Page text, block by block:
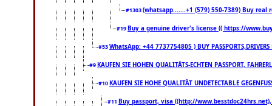
#1303(whatsapp.......+1 (579) 550-7389) Buy
#19Buy a genuine driver's license (( https://
#53WhatsApp: +44 7737754805 ) BUY
#9KAUFEN SIE HOHEN QUALITÄTS-ECHTEN PASSPORT,
#10KAUFEN SIE HOHE QUALITÄT UNDETECTABLE
#11 Buy passport, visa ((http://